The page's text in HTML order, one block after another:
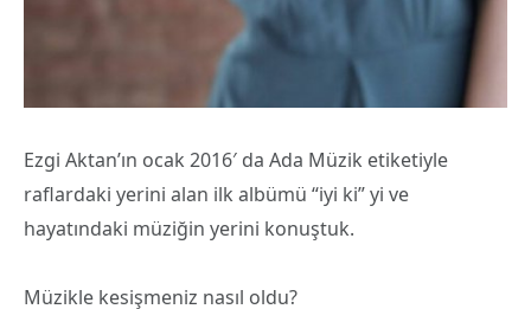
Ezgi Aktan’ın ocak 2016′ da Ada Müzik etiketiyle
raflardaki yerini alan ilk albümü “iyi ki” yi ve
hayatındaki müziğin yerini konuştuk.
Müzikle kesişmeniz nasıl oldu?